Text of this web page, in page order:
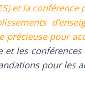
et la
précieuse pour
et les
pour les